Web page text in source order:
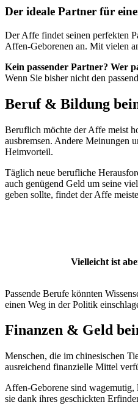
Der ideale Partner für
Der Affe findet seinen perfekten
Affen-Geborenen an. Mit vielen
Kein passender Partner? Wer
Wenn Sie bisher nicht den
Beruf & Bildung
Beruflich möchte der Affe meist
ausbremsen. Andere Meinungen
Heimvorteil.
Täglich neue berufliche
auch genügend Geld um seine
geben sollte, findet der Affe
Vielleicht ist
Passende Berufe könnten
einen Weg in der Politik
Finanzen & Geld
Menschen, die im chinesischen
ausreichend finanzielle Mittel
Affen-Geborene sind
sie dank ihres geschickten